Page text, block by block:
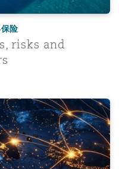
险
risks and
The Sanctions